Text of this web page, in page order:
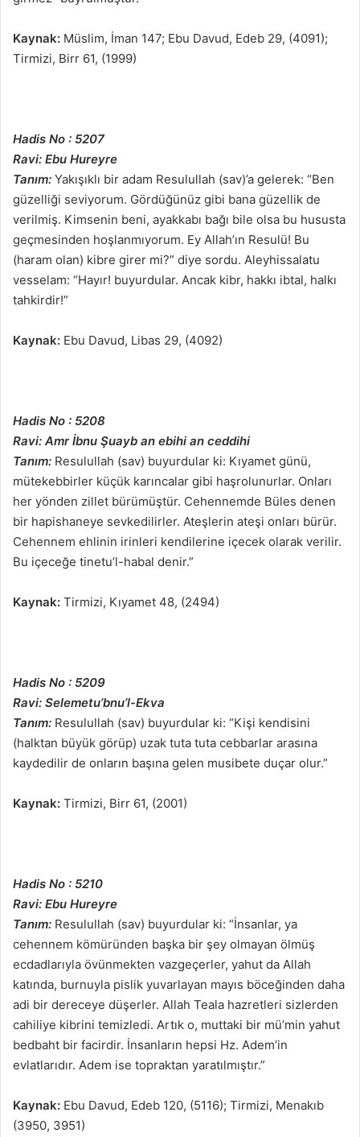
Kaynak: Müslim, İman 147; Ebu Davud, Edeb 29, (4091);
Tirmizi, Birr 61, (1999)
Hadis No : 5207
Ravi: Ebu Hureyre
Tanım: Yakışıklı bir adam Resulullah (sav)’a gelerek: “Ben
güzelliği seviyorum. Gördüğünüz gibi bana güzellik de
verilmiş. Kimsenin beni, ayakkabı bağı bile olsa bu hususta
geçmesinden hoşlanmıyorum. Ey Allah’ın Resulü! Bu
(haram olan) kibre girer mi?” diye sordu. Aleyhissalatu
vesselam: “Hayır! buyurdular. Ancak kibr, hakkı ibtal, halkı
tahkirdir!”
Kaynak: Ebu Davud, Libas 29, (4092)
Hadis No : 5208
Ravi: Amr İbnu Şuayb an ebihi an ceddihi
Tanım: Resulullah (sav) buyurdular ki: Kıyamet günü,
mütekebbirler küçük karıncalar gibi haşrolunurlar. Onları
her yönden zillet bürümüştür. Cehennemde Büles denen
bir hapishaneye sevkedilirler. Ateşlerin ateşi onları bürür.
Cehennem ehlinin irinleri kendilerine içecek olarak verilir.
Bu içeceğe tinetu’l-habal denir.”
Kaynak: Tirmizi, Kıyamet 48, (2494)
Hadis No : 5209
Ravi: Selemetu’bnu’l-Ekva
Tanım: Resulullah (sav) buyurdular ki: “Kişi kendisini
(halktan büyük görüp) uzak tuta tuta cebbarlar arasına
kaydedilir de onların başına gelen musibete duçar olur.”
Kaynak: Tirmizi, Birr 61, (2001)
Hadis No : 5210
Ravi: Ebu Hureyre
Tanım: Resulullah (sav) buyurdular ki: “İnsanlar, ya
cehennem kömüründen başka bir şey olmayan ölmüş
ecdadlarıyla övünmekten vazgeçerler, yahut da Allah
katında, burnuyla pislik yuvarlayan mayıs böceğinden daha
adi bir dereceye düşerler. Allah Teala hazretleri sizlerden
cahiliye kibrini temizledi. Artık o, muttaki bir mü’min yahut
bedbaht bir facirdir. İnsanların hepsi Hz. Adem’in
evlatlarıdır. Adem ise topraktan yaratılmıştır.”
Kaynak: Ebu Davud, Edeb 120, (5116); Tirmizi, Menakıb
(3950, 3951)